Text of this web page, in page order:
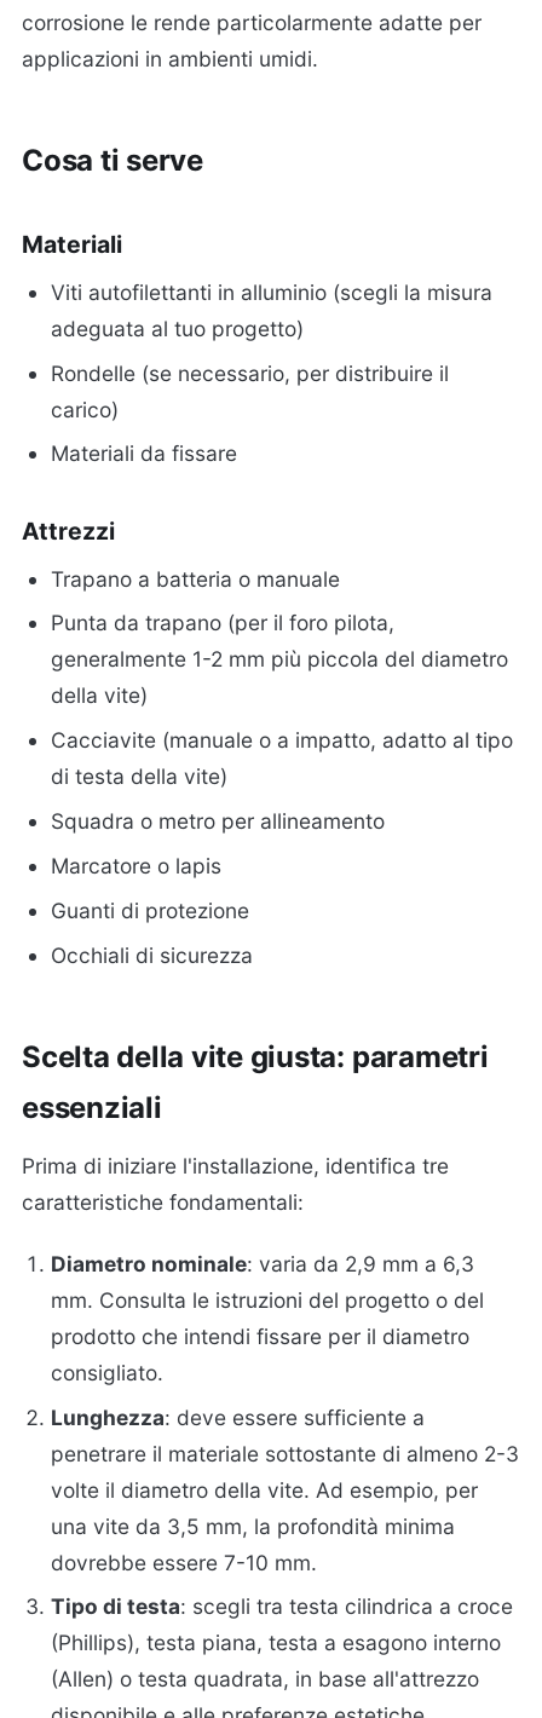
corrosione le rende particolarmente adatte per
applicazioni in ambienti umidi.
Cosa ti serve
Materiali
Viti autofilettanti in alluminio (scegli la misura
adeguata al tuo progetto)
Rondelle (se necessario, per distribuire il
carico)
Materiali da fissare
Attrezzi
Trapano a batteria o manuale
Punta da trapano (per il foro pilota,
generalmente 1-2 mm più piccola del diametro
della vite)
Cacciavite (manuale o a impatto, adatto al tipo
di testa della vite)
Squadra o metro per allineamento
Marcatore o lapis
Guanti di protezione
Occhiali di sicurezza
Scelta della vite giusta: parametri
essenziali
Prima di iniziare l'installazione, identifica tre
caratteristiche fondamentali:
Diametro nominale: varia da 2,9 mm a 6,3
mm. Consulta le istruzioni del progetto o del
prodotto che intendi fissare per il diametro
consigliato.
Lunghezza: deve essere sufficiente a
penetrare il materiale sottostante di almeno 2-3
volte il diametro della vite. Ad esempio, per
una vite da 3,5 mm, la profondità minima
dovrebbe essere 7-10 mm.
Tipo di testa: scegli tra testa cilindrica a croce
(Phillips), testa piana, testa a esagono interno
(Allen) o testa quadrata, in base all'attrezzo